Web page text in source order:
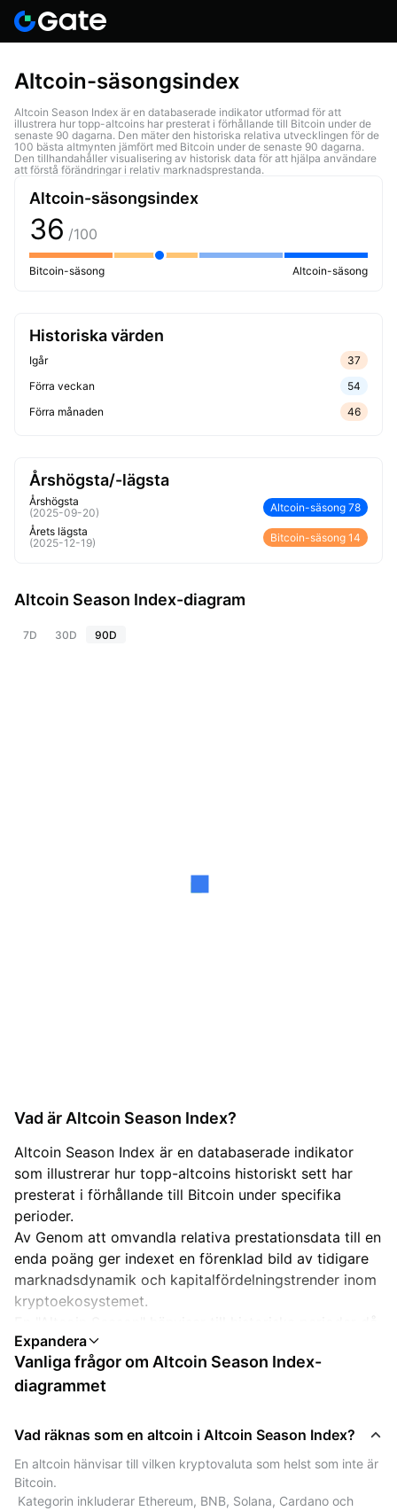
Altcoin-säsongsindex
Altcoin Season Index är en databaserade indikator utformad för att
illustrera hur topp-altcoins har presterat i förhållande till Bitcoin under de
senaste 90 dagarna. Den mäter den historiska relativa utvecklingen för de
100 bästa altmynten jämfört med Bitcoin under de senaste 90 dagarna.
Den tillhandahåller visualisering av historisk data för att hjälpa användare
att förstå förändringar i relativ marknadsprestanda.
Altcoin-säsongsindex
36 /100
Bitcoin-säsong Altcoin-säsong
Historiska värden
Igår
37
Förra veckan
54
Förra månaden
46
Årshögsta/-lägsta
Årshögsta
(2025-09-20) Altcoin-säsong 78
Årets lägsta
(2025-12-19) Bitcoin-säsong 14
Altcoin Season Index-diagram
7D 30D 90D
Vad är Altcoin Season Index?
Altcoin Season Index är en databaserade indikator
som illustrerar hur topp-altcoins historiskt sett har
presterat i förhållande till Bitcoin under specifika
perioder.
Av Genom att omvandla relativa prestationsdata till en
enda poäng ger indexet en förenklad bild av tidigare
marknadsdynamik och kapitalfördelningstrender inom
kryptoekosystemet.
en majoritet av altcoins uppvisade starkare relativ
utveckling än Bitcoin, vanligtvis mätt över ett 90-
dagarsfönster.
värde mellan 0 och 100 för informativ referens.
Hur beräknas Altcoin Season Index-
diagrammet?
Vanliga frågor om Altcoin Season Index-
diagrammet
Vad räknas som en altcoin i Altcoin Season Index?
En altcoin hänvisar till vilken kryptovaluta som helst som inte är
Bitcoin.